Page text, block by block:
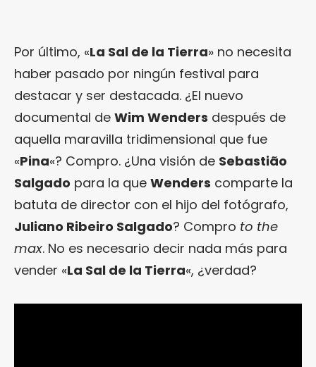
Por último, «La Sal de la Tierra» no necesita
haber pasado por ningún festival para
destacar y ser destacada. ¿El nuevo
documental de Wim Wenders después de
aquella maravilla tridimensional que fue
«Pina«? Compro. ¿Una visión de Sebastião
Salgado para la que Wenders comparte la
batuta de director con el hijo del fotógrafo,
Juliano Ribeiro Salgado? Compro to the
max. No es necesario decir nada más para
vender «La Sal de la Tierra«, ¿verdad?